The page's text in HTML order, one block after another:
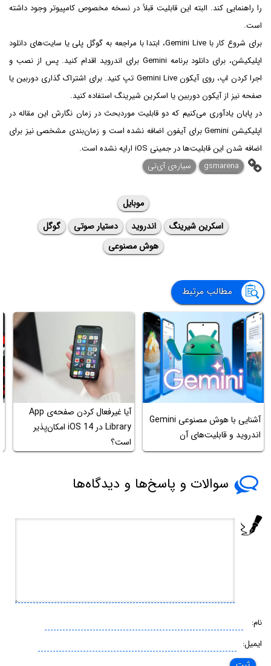
را راهنمایی کند. البته این قابلیت قبلاً در نسخه مخصوص کامپیوتر وجود داشته
است.
برای شروع کار با Gemini Live، ابتدا با مراجعه به گوگل پلی یا سایت‌های دانلود
اپلیکیشن، برای دانلود برنامه Gemini برای اندروید اقدام کنید. پس از نصب و
اجرا کردن اپ، روی آیکون Gemini Live تپ کنید. برای اشتراک گذاری دوربین یا
صفحه نیز از آیکون دوربین یا اسکرین شیرینگ استفاده کنید.
در پایان یادآوری می‌کنیم که دو قابلیت موردبحث در زمان نگارش این مقاله در
اپلیکیشن Gemini برای آیفون اضافه نشده است و زمان‌بندی مشخصی نیز برای
اضافه شدن این قابلیت‌ها در جمینی iOS ارایه نشده است.
gsmarena
سیاره‌ی آی‌تی
موبایل
اسکرین شیرینگ
اندروید دستیار صوتی
گوگل
هوش مصنوعی
مطالب مرتبط
آشنایی با هوش مصنوعی Gemini
اندروید و قابلیت‌های آن
آیا غیرفعال کردن صفحه‌ی App
Library در iOS 14 امکان‌پذیر
است؟
سوالات و پاسخ‌ها و دیدگاه‌ها
نام:
ایمیل: